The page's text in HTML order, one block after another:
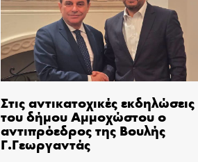
Στις αντικατοχικές εκδηλώσεις
του δήμου Αμμοχώστου ο
αντιπρόεδρος της Βουλής
Γ.Γεωργαντάς